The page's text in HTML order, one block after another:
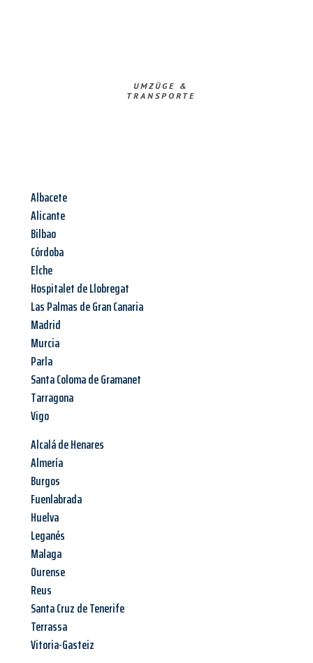
UMZÜGE &
TRANSPORTE
Albacete
Alicante
Bilbao
Córdoba
Elche
Hospitalet de Llobregat
Las Palmas de Gran Canaria
Madrid
Murcia
Parla
Santa Coloma de Gramanet
Tarragona
Vigo
Alcalá de Henares
Almería
Burgos
Fuenlabrada
Huelva
Leganés
Malaga
Ourense
Reus
Santa Cruz de Tenerife
Terrassa
Vitoria-Gasteiz